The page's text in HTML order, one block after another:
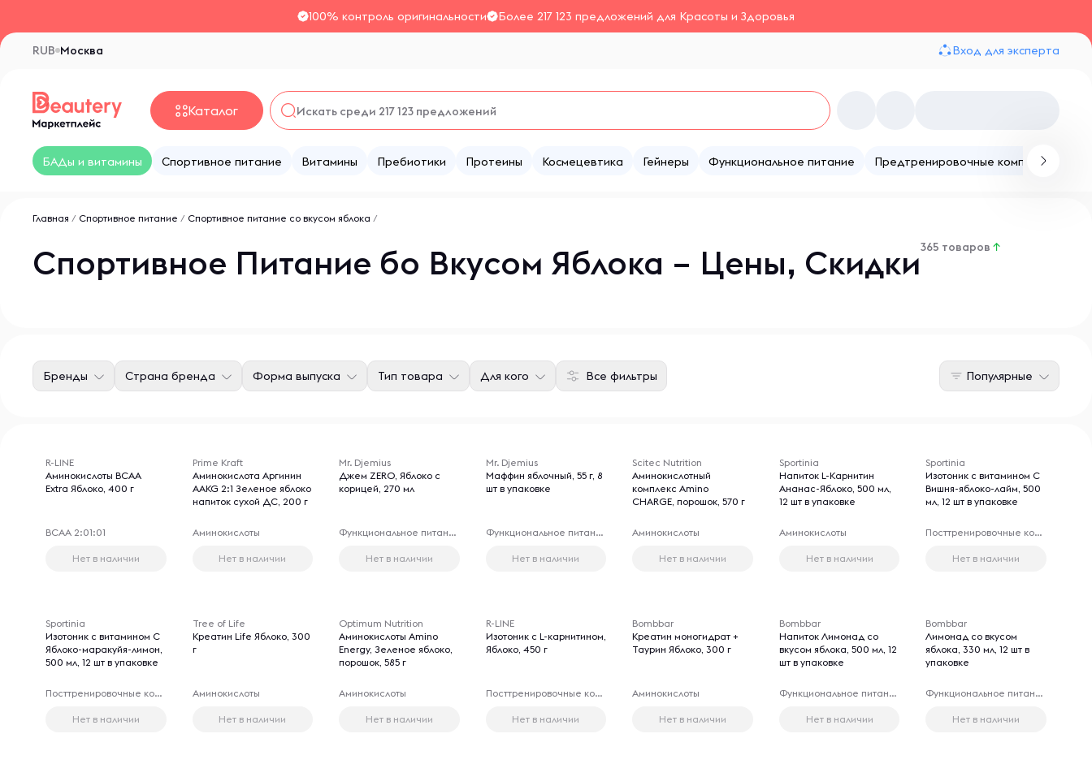
100% контроль оригинальности Более 217 123 предложений для Красоты и Здоровья
Москва
RUB Вход для эксперта
Каталог
БАДы и витамины Спортивное питание Витамины Пребиотики Протеины Космецевтика Гейнеры Функциональное питание Предтренировочные комплексы
Главная / Спортивное питание / Спортивное питание со вкусом яблока /
Спортивное Питание бо Вкусом Яблока – Цены, Скидки365 товаров ↑
Все фильтры
Бренды Страна бренда Форма выпуска Тип товара Для кого Популярные
R-LINE
Аминокислоты BCAA
Extra Яблоко, 400 г
ВСАА 2:01:01
Нет в наличии
Prime Kraft
Аминокислота Аргинин
AAKG 2:1 Зеленое яблоко
напиток сухой ДС, 200 г
Аминокислоты
Нет в наличии
Mr. Djemius
Джем ZERO, Яблоко с
корицей, 270 мл
Функциональное питание
Нет в наличии
Mr. Djemius
Маффин яблочный, 55 г, 8
шт в упаковке
Функциональное питание
Нет в наличии
Scitec Nutrition
Аминокислотный
комплекс Aminо
CHARGE, порошок, 570 г
Аминокислоты
Нет в наличии
Sportinia
Напиток L-Карнитин
Ананас-Яблоко, 500 мл,
12 шт в упаковке
Аминокислоты
Нет в наличии
Sportinia
Изотоник с витамином С
Вишня-яблоко-лайм, 500
мл, 12 шт в упаковке
Посттренировочные комплексы
Нет в наличии
Sportinia
Изотоник с витамином С
Яблоко-маракуйя-лимон,
500 мл, 12 шт в упаковке
Посттренировочные комплексы
Нет в наличии
Tree of Life
Креатин Life Яблоко, 300
г
Аминокислоты
Нет в наличии
Optimum Nutrition
Аминокислоты Amino
Energy, Зеленое яблоко,
порошок, 585 г
Аминокислоты
Нет в наличии
R-LINE
Изотоник с L-карнитином,
Яблоко, 450 г
Посттренировочные комплексы
Нет в наличии
Bombbar
Креатин моногидрат +
Таурин Яблоко, 300 г
Аминокислоты
Нет в наличии
Bombbar
Напиток Лимонад со
вкусом яблока, 500 мл, 12
шт в упаковке
Функциональное питание
Нет в наличии
Bombbar
Лимонад со вкусом
яблока, 330 мл, 12 шт в
упаковке
Функциональное питание
Нет в наличии